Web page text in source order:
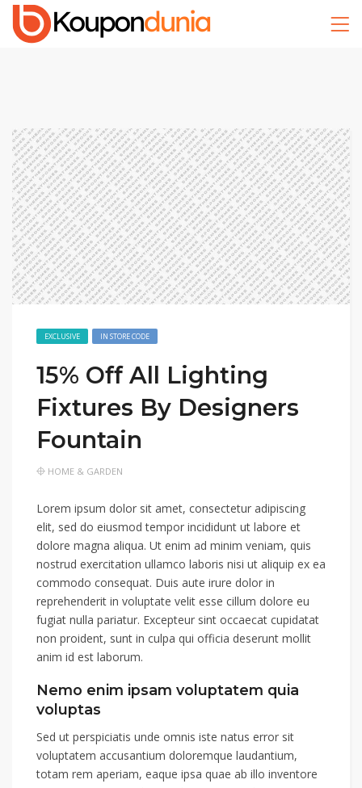
EXCLUSIVE IN STORE CODE
15% Off All Lighting
Fixtures By Designers
Fountain
HOME & GARDEN
Lorem ipsum dolor sit amet, consectetur adipiscing
elit, sed do eiusmod tempor incididunt ut labore et
dolore magna aliqua. Ut enim ad minim veniam, quis
nostrud exercitation ullamco laboris nisi ut aliquip ex ea
commodo consequat. Duis aute irure dolor in
reprehenderit in voluptate velit esse cillum dolore eu
fugiat nulla pariatur. Excepteur sint occaecat cupidatat
non proident, sunt in culpa qui officia deserunt mollit
anim id est laborum.
Nemo enim ipsam voluptatem quia
voluptas
Sed ut perspiciatis unde omnis iste natus error sit
voluptatem accusantium doloremque laudantium,
totam rem aperiam, eaque ipsa quae ab illo inventore